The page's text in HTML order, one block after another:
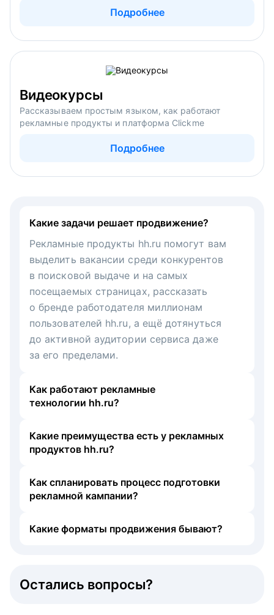
Подробнее
Видеокурсы
Рассказываем простым языком, как работают
рекламные продукты и платформа Clickme
Подробнее
Какие задачи решает продвижение?
Рекламные продукты hh.ru помогут вам
выделить вакансии среди конкурентов
в поисковой выдаче и на самых
посещаемых страницах, рассказать
о бренде работодателя миллионам
пользователей hh.ru, а ещё дотянуться
до активной аудитории сервиса даже
за его пределами.
Как работают рекламные
технологии hh.ru?
Какие преимущества есть у рекламных
продуктов hh.ru?
Как спланировать процесс подготовки
рекламной кампании?
Какие форматы продвижения бывают?
Остались вопросы?